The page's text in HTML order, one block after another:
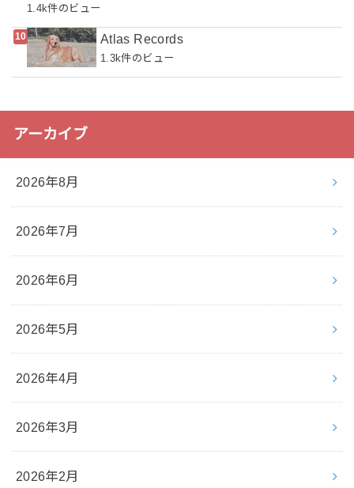
1.4k件のビュー
Atlas Records
1.3k件のビュー
アーカイブ
2026年8月
2026年7月
2026年6月
2026年5月
2026年4月
2026年3月
2026年2月